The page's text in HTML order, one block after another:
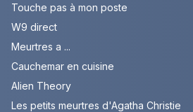
Touche pas à mon poste
W9 direct
Meurtres a ...
Cauchemar en cuisine
Alien Theory
Les petits meurtres d'Agatha Christie